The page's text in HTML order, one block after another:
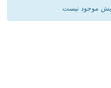
موجود نیست